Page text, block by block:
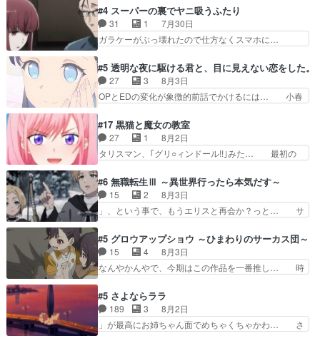
めに東京へ!/でも観光よ… 旅の支度全部やってく
れる先輩、なんだかん… 第５話をｄアニメストア
で視聴しました。視…
を人間に戻して欲しいでも自分達が代わ… ご視聴
ありがとうございました見るたびに切… 誰かと思
ったらちゅー先輩か。しれっと相方… 第５話感
想：コ□した相手にも家族や…､戦… つらい回
ナとミミも可愛かった2人の関係… 確かに相手に
も家族や大切な人はいるけど、… 白シャツが作業
着みたいなもんなんですかね…
#4 スーパーの裏でヤニ吸うふたり
31 1
7月30日
ガラケーがぶっ壊れたので仕方なくスマホに…
はり出オチ感が否めず、エピソードの打率… 田山
さんが佐々木さんに沼っていく…こんな… 佐々木
さん、腕フェチなんですね笑最近まじ… 佐々木が
ガラケーからスマホに変えるって、… もうドラマ
ゃわない？佐々木さんの優しさ… 先行で見た時よ
り2人のやり取りに癒しを感… ABEMA版の7〜8
話佐々木が実年齢以上…
#5 透明な夜に駆ける君と、目に見えない恋をした。
27 3
8月3日
OPとEDの変化が象徴的前話でかけるには… 小春
か、こんな風に見えてるのかぁ。かける… 完全な
両片思いになりましたねぇ…OPとE… 余計な物
は描かず白く靄がかった小春ちゃん… 光も感じな
い完全な盲目なんやね…おめかし… 母役に能登さ
も描かれていて良かった本当… 股に海豚を挟み水
上バスでの会話を反芻…恋… OPEDとも無人バー
ジョンから主人公２人…
#17 黒猫と魔女の教室
27 1
8月2日
タリスマン、｢グリ○ィンドール!!｣みた… 最初の
ホントスピカが大好きだよね。ツン… 一等級ポテ
ンシャルのアリアちゃん可愛くて… そういや、ア
リアは能力は最上級のくせに、… とうとうアリア
と直接競う場がきたこれまで… 毎度ながらのスピ
マン趣味ダダ漏れで好き… 期末試験が始まろうと
しておりスピカは対策… 能力鑑定胸像タリスマン
氏容姿も評価してし…
#6 無職転生Ⅲ ～異世界行ったら本気だす～
15 2
8月3日
」、という事で、もうエリスと再会か？っと… サ
関係の清算が粛々と進められているサラ… サラと
の関係に対して完全に「昔の女」とし… ルーシー
にデレるルディが完全に親バカで微… サラとは会
ってほしいちゃんとした別れ方し… サラは未練0
キャラモヤモヤする別れ方だ… 役で出演させてい
ただきました！よろしくお… 毎クールメインヒロ
インを好きになっちゃう…
#5 グロウアップショウ ～ひまわりのサーカス団～
15 4
8月3日
なんやかんやで、今期はこの作品を一番推し… 時
愛すぎるな楠木ともりちゃんのね… デフォルメさ
れた表情が特に多かったのが印… 葵＆茜の回も良
きでした。あの証拠写真、ひ… 互いが互いのこと
を想っているのにすれ違っ… 第５話をｄアニメス
#5 さよならララ
189 3
8月2日
」が最高にお姉ちゃん面でめちゃくちゃかわ… さ